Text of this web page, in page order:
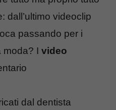
dall’ultimo videoclip
passando per i
moda? I video
dal dentista